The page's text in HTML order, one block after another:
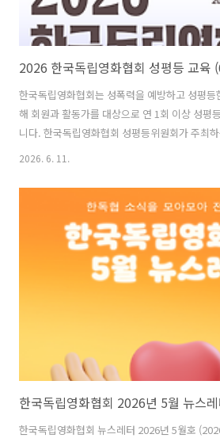
2026 한국독립영화협회 성평등 교육
한국독립영화협회는 성폭력을 예방하고 성평
해 회원과 활동가를 대상으로 연 1회 이상 성평
니다. 한국독립영화협회 성평등위원회가 주최
교육은 한국영화성평등센터 든든의 이현주 강사
터장님의 한국독립영화협회 단체 및 연혁 소개
습니다.한국독립영화협회의 모든 회원과 활동
환경을 위한 규약」에 따라 성평등교육을 이수
의 많은 참여를 부탁드립니다. 특히 올해 함께하
리해주셔서 반갑게 인사 나누면 좋겠습니다.※
수 회원은 한국독립영화협회에서 주최하는 ..
2026. 6. 11.
한국독립영화협회 2026년 5월 뉴스
한국독립영화협회 뉴스레터 2026년 5월호